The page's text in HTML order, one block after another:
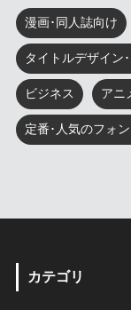
漫画･同人誌向け
タイトルデザイン
ビジネス アニ
定番･人気のフォン
カテゴリ